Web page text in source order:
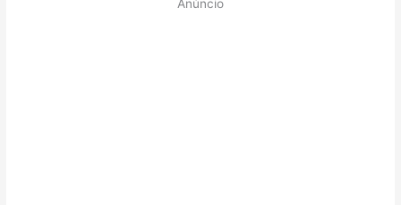
Anúncio